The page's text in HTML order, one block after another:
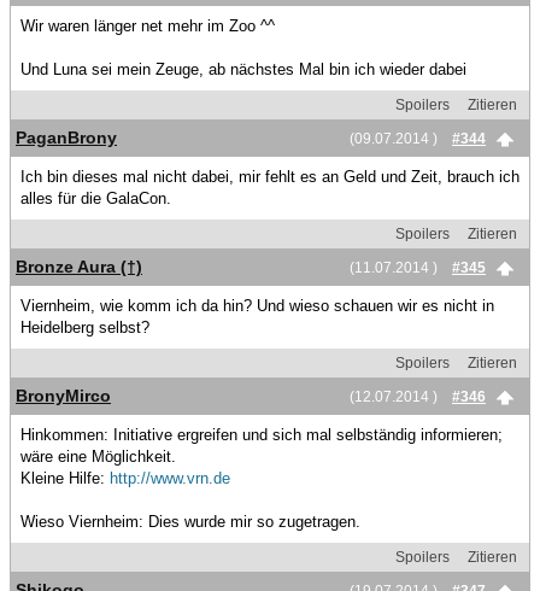
Wir waren länger net mehr im Zoo ^^
Und Luna sei mein Zeuge, ab nächstes Mal bin ich wieder dabei
Spoilers
Zitieren
(09.07.2014 )
#344
PaganBrony
Ich bin dieses mal nicht dabei, mir fehlt es an Geld und Zeit, brauch ich
alles für die GalaCon.
Spoilers
Zitieren
(11.07.2014 )
#345
Bronze Aura (†)
Viernheim, wie komm ich da hin? Und wieso schauen wir es nicht in
Heidelberg selbst?
Spoilers
Zitieren
(12.07.2014 )
#346
BronyMirco
Hinkommen: Initiative ergreifen und sich mal selbständig informieren;
wäre eine Möglichkeit.
Kleine Hilfe: http://www.vrn.de
Wieso Viernheim: Dies wurde mir so zugetragen.
Spoilers
Zitieren